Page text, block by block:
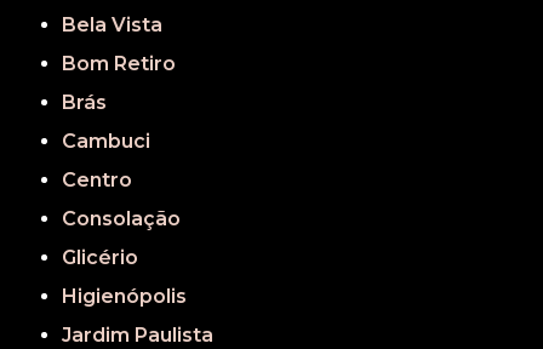
Bela Vista
Bom Retiro
Brás
Cambuci
Centro
Consolação
Glicério
Higienópolis
Jardim Paulista